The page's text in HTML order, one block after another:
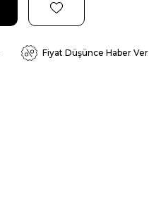
Fiyat Düşünce Haber Ver